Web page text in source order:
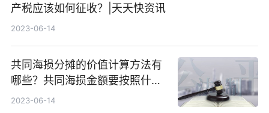
产税应该如何征收？|天天快资讯
2023-06-14
共同海损分摊的价值计算方法有
哪些？共同海损金额要按照什么
方式确定？ 环球微动态
2023-06-14